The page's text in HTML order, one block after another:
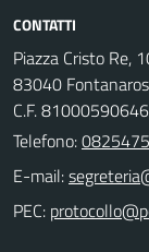
CONTATTI
Piazza Cristo Re,
83040
C.F. 81000590646
Telefono:
E-mail:
PEC: